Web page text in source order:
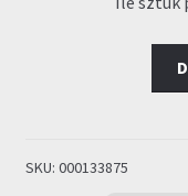
SKU: 000133875